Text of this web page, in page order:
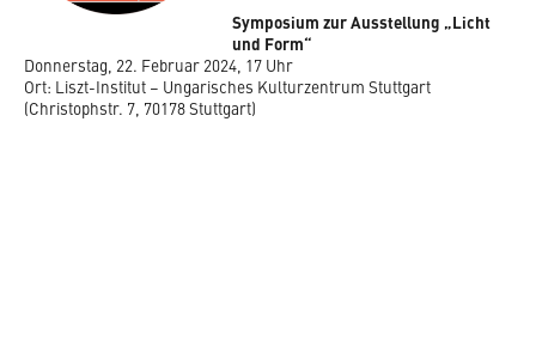
Symposium zur Ausstellung „Licht
und Form“
Donnerstag, 22. Februar 2024, 17 Uhr
Ort: Liszt-Institut – Ungarisches Kulturzentrum Stuttgart
(Christophstr. 7, 70178 Stuttgart)